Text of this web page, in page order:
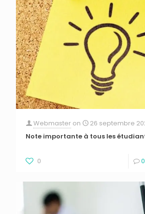
Webmaster on
26 septembre
Note importante à tous les
0 0